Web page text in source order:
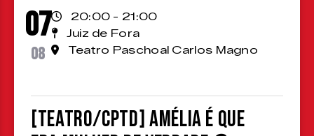
07
08
20:00 - 21:00
Juiz de Fora
Teatro Paschoal Carlos Magno
[TEATRO/CPTD] Amélia é que